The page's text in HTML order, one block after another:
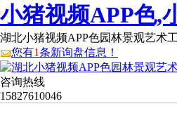
小猪视频APP色,
湖北小猪视频APP色园林景观艺术
您有1条新询盘信息！
咨询热线
15827610046